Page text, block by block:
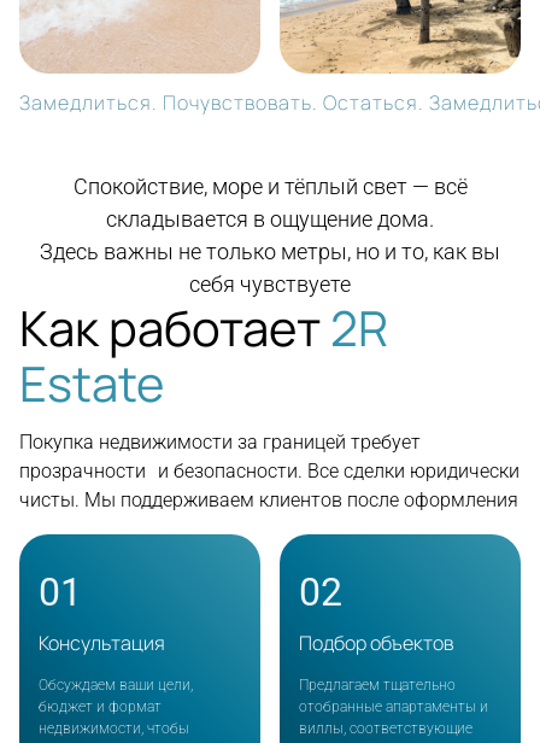
Замедлиться. Почувствовать. Остаться.
Спокойствие, море и тёплый свет — всё
складывается в ощущение дома.
Здесь важны не только метры, но и то, как вы
себя чувствуете
Как работает2R
Estate
Покупка недвижимости за границей требует
прозрачности и безопасности. Все сделки юридически
чисты. Мы поддерживаем клиентов после оформления
01
Консультация
Обсуждаем ваши цели,
бюджет и формат
недвижимости, чтобы
02
Подбор объектов
Предлагаем тщательно
отобранные апартаменты и
виллы, соответствующие